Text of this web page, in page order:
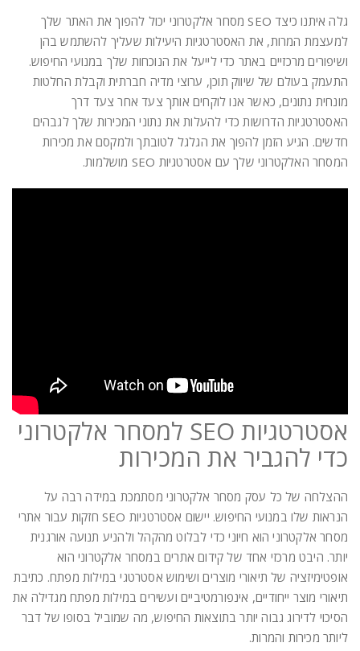
גלה איתנו כיצד SEO מסחר אלקטרוני יכול להפוך את האתר שלך
למעצמת המרות, את האסטרטגיות היעילות שעליך להשתמש בהן
ושיפורים מרכזיים באתר כדי לייעל את הנוכחות שלך במנועי החיפוש.
התעמק בעולם של שיווק תוכן, ערוצי מדיה חברתית וקבלת החלטות
מונחית נתונים, כאשר אנו לוקחים אותך צעד אחר צעד דרך
האסטרטגיות הדרושות כדי להעלות את נתוני המכירות שלך לגבהים
חדשים. הגיע הזמן להפוך את הגלגל לטובתך ולמקסם את מכירות
המסחר האלקטרוני שלך עם אסטרטגיות SEO מושלמות.
אסטרטגיות SEO למסחר אלקטרוני
כדי להגביר את המכירות
ההצלחה של כל עסק מסחר אלקטרוני מסתמכת במידה רבה על
הנראות שלו במנועי החיפוש. יישום אסטרטגיות SEO חזקות עבור אתרי
מסחר אלקטרוני הוא חיוני כדי לבלוט מהקהל ולהניע תנועה אורגנית
יותר. היבט מרכזי אחד של קידום אתרים במסחר אלקטרוני הוא
אופטימיזציה של תיאורי מוצרים ושימוש אסטרטגי במילות מפתח. כתיבת
תיאורי מוצר ייחודיים, אינפורמטיביים ועשירים במילות מפתח מגדילה את
הסיכוי לדירוג גבוה יותר בתוצאות החיפוש, מה שמוביל בסופו של דבר
ליותר מכירות והמרות.